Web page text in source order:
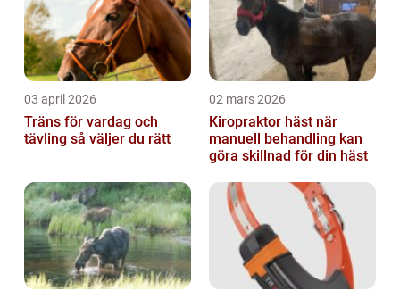
03 april 2026
Träns för vardag och
tävling så väljer du rätt
02 mars 2026
Kiropraktor häst när
manuell behandling kan
göra skillnad för din häst